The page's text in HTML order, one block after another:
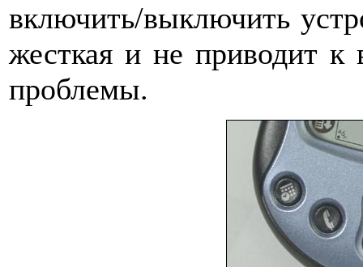
включить/выключить
жесткая и не приводит
проблемы.